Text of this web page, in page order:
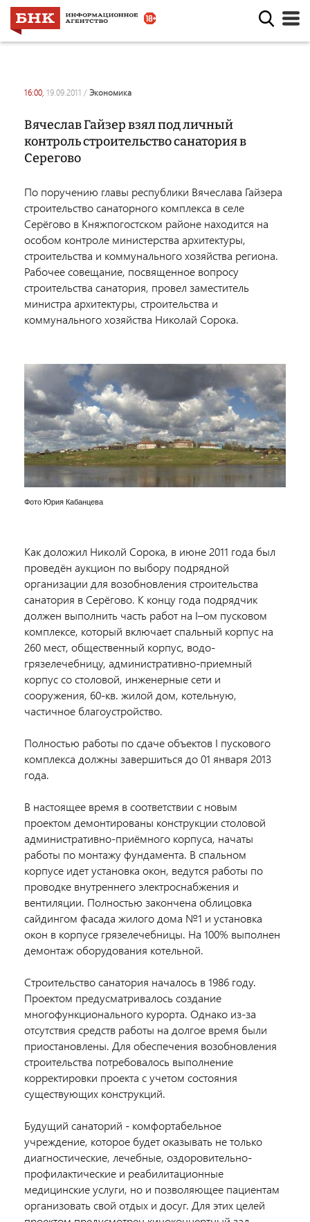
16:00, 19.09.2011 / экономика
Вячеслав Гайзер взял под личный
контроль строительство санатория в
Серегово
По поручению главы республики Вячеслава Гайзера
строительство санаторного комплекса в селе
Серёгово в Княжпогостском районе находится на
особом контроле министерства архитектуры,
строительства и коммунального хозяйства региона.
Рабочее совещание, посвященное вопросу
строительства санатория, провел заместитель
министра архитектуры, строительства и
коммунального хозяйства Николай Сорока.
Фото Юрия Кабанцева
Как доложил Николй Сорока, в июне 2011 года был
проведён аукцион по выбору подрядной
организации для возобновления строительства
санатория в Серёгово. К концу года подрядчик
должен выполнить часть работ на I–ом пусковом
комплексе, который включает спальный корпус на
260 мест, общественный корпус, водо-
грязелечебницу, административно-приемный
корпус со столовой, инженерные сети и
сооружения, 60-кв. жилой дом, котельную,
частичное благоустройство.
Полностью работы по сдаче объектов I пускового
комплекса должны завершиться до 01 января 2013
года.
В настоящее время в соответствии с новым
проектом демонтированы конструкции столовой
административно-приёмного корпуса, начаты
работы по монтажу фундамента. В спальном
корпусе идет установка окон, ведутся работы по
проводке внутреннего электроснабжения и
вентиляции. Полностью закончена облицовка
сайдингом фасада жилого дома №1 и установка
окон в корпусе грязелечебницы. На 100% выполнен
демонтаж оборудования котельной.
Строительство санатория началось в 1986 году.
Проектом предусматривалось создание
многофункционального курорта. Однако из-за
отсутствия средств работы на долгое время были
приостановлены. Для обеспечения возобновления
строительства потребовалось выполнение
корректировки проекта с учетом состояния
существующих конструкций.
Будущий санаторий - комфортабельное
учреждение, которое будет оказывать не только
диагностические, лечебные, оздоровительно-
профилактические и реабилитационные
медицинские услуги, но и позволяющее пациентам
организовать свой отдых и досуг. Для этих целей